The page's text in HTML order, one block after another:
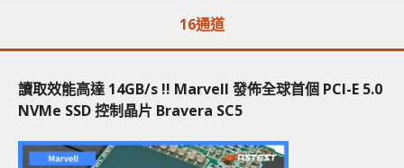
16通道
讀取效能高達 14GB/s !! Marvell 發佈全球首個 PCI-E 5.0
NVMe SSD 控制晶片 Bravera SC5